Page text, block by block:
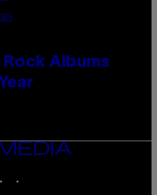
Albums